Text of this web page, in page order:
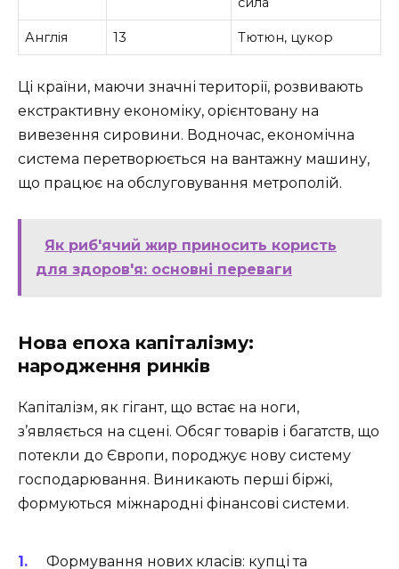
Англія 13 Тютюн, цукор
Ці країни, маючи значні території, розвивають
екстрактивну економіку, орієнтовану на
вивезення сировини. Водночас, економічна
система перетворюється на вантажну машину,
що працює на обслуговування метрополій.
Як риб'ячий жир приносить користь
для здоров'я: основні переваги
Нова епоха капіталізму:
народження ринків
Капіталізм, як гігант, що встає на ноги,
з’являється на сцені. Обсяг товарів і багатств, що
потекли до Європи, породжує нову систему
господарювання. Виникають перші біржі,
формуються міжнародні фінансові системи.
Формування нових класів: купці та